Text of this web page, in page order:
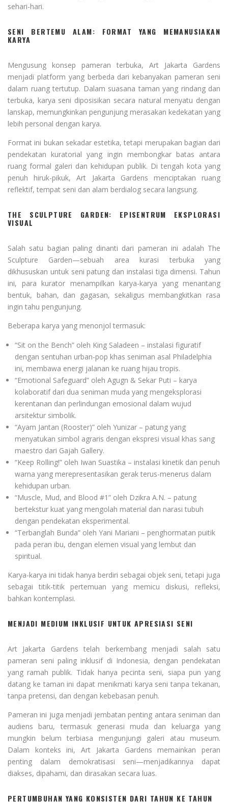
sehari-hari.
SENI BERTEMU ALAM: FORMAT YANG MEMANUSIAKAN
KARYA
Mengusung konsep pameran terbuka, Art Jakarta Gardens
menjadi platform yang berbeda dari kebanyakan pameran seni
dalam ruang tertutup. Dalam suasana taman yang rindang dan
terbuka, karya seni diposisikan secara natural menyatu dengan
lanskap, memungkinkan pengunjung merasakan kedekatan yang
lebih personal dengan karya.
Format ini bukan sekadar estetika, tetapi merupakan bagian dari
pendekatan kuratorial yang ingin membongkar batas antara
ruang formal galeri dan kehidupan publik. Di tengah kota yang
penuh hiruk-pikuk, Art Jakarta Gardens menciptakan ruang
reflektif, tempat seni dan alam berdialog secara langsung.
THE SCULPTURE GARDEN: EPISENTRUM EKSPLORASI
VISUAL
Salah satu bagian paling dinanti dari pameran ini adalah The
Sculpture Garden—sebuah area kurasi terbuka yang
dikhususkan untuk seni patung dan instalasi tiga dimensi. Tahun
ini, para kurator menampilkan karya-karya yang menantang
bentuk, bahan, dan gagasan, sekaligus membangkitkan rasa
ingin tahu pengunjung.
Beberapa karya yang menonjol termasuk:
“Sit on the Bench” oleh King Saladeen – instalasi figuratif
dengan sentuhan urban-pop khas seniman asal Philadelphia
ini, membawa energi jalanan ke ruang hijau tropis.
“Emotional Safeguard” oleh Agugn & Sekar Puti – karya
kolaboratif dari dua seniman muda yang mengeksplorasi
kerentanan dan perlindungan emosional dalam wujud
arsitektur simbolik.
“Ayam Jantan (Rooster)” oleh Yunizar – patung yang
menyatukan simbol agraris dengan ekspresi visual khas sang
maestro dari Gajah Gallery.
“Keep Rolling!” oleh Iwan Suastika – instalasi kinetik dan penuh
warna yang merepresentasikan gerak terus-menerus dalam
kehidupan urban.
“Muscle, Mud, and Blood #1” oleh Dzikra A.N. – patung
bertekstur kuat yang mengolah material dan narasi tubuh
dengan pendekatan eksperimental.
“Terbanglah Bunda” oleh Yani Mariani – penghormatan puitik
pada peran ibu, dengan elemen visual yang lembut dan
spiritual.
Karya-karya ini tidak hanya berdiri sebagai objek seni, tetapi juga
sebagai titik-titik pertemuan yang memicu diskusi, refleksi,
bahkan kontemplasi.
MENJADI MEDIUM INKLUSIF UNTUK APRESIASI SENI
Art Jakarta Gardens telah berkembang menjadi salah satu
pameran seni paling inklusif di Indonesia, dengan pendekatan
yang ramah publik. Tidak hanya pecinta seni, siapa pun yang
datang ke taman ini dapat menikmati karya seni tanpa tekanan,
tanpa pretensi, dan dengan kebebasan penuh.
Pameran ini juga menjadi jembatan penting antara seniman dan
audiens baru, termasuk generasi muda dan keluarga yang
mungkin belum terbiasa mengunjungi galeri atau museum.
Dalam konteks ini, Art Jakarta Gardens memainkan peran
penting dalam demokratisasi seni—menjadikannya dapat
diakses, dipahami, dan dirasakan secara luas.
PERTUMBUHAN YANG KONSISTEN DARI TAHUN KE TAHUN